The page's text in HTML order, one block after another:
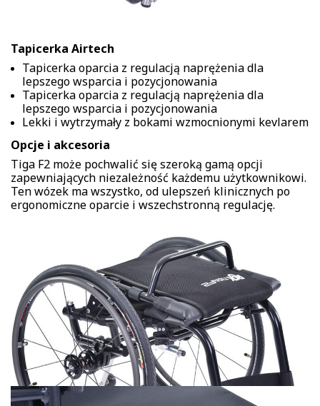
Tapicerka Airtech
Tapicerka oparcia z regulacją naprężenia dla
lepszego wsparcia i pozycjonowania
Tapicerka oparcia z regulacją naprężenia dla
lepszego wsparcia i pozycjonowania
Lekki i wytrzymały z bokami wzmocnionymi kevlarem
Opcje i akcesoria
Tiga F2 może pochwalić się szeroką gamą opcji
zapewniających niezależność każdemu użytkownikowi.
Ten wózek ma wszystko, od ulepszeń klinicznych po
ergonomiczne oparcie i wszechstronną regulację.